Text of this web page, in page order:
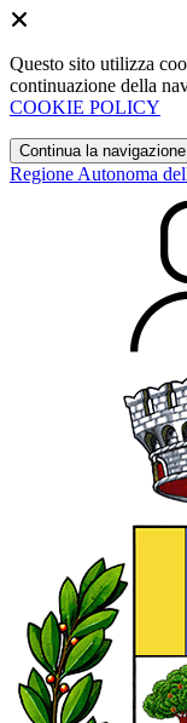
Questo sito utilizza
continuazione della
COOKIE POLICY
Continua la navigazione
Regione Autonoma